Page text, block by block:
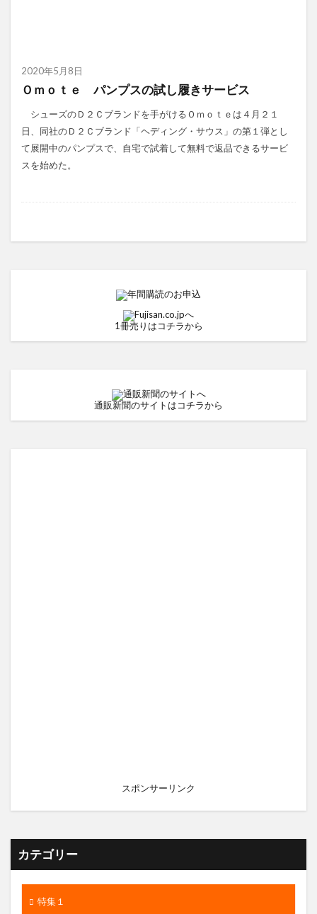
2020年5月8日
Ｏｍｏｔｅ パンプスの試し履きサービス
シューズのＤ２Ｃブランドを手がけるＯｍｏｔｅは４月２１
日、同社のＤ２Ｃブランド「ヘディング・サウス」の第１弾とし
て展開中のパンプスで、自宅で試着して無料で返品できるサービ
スを始めた。
1冊売りはコチラから
通販新聞のサイトはコチラから
スポンサーリンク
カテゴリー
特集１